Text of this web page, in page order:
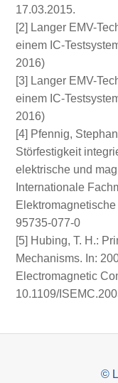
17.03.2015.
[2] Langer EMV-
einem IC-
2016)
[3] Langer EMV-
einem IC-
2016)
[4] Pfennig,
Störfestigkeit
elektrische und
Internationale
95735-077-0
[5] Hubing, T. H.:
Mechanisms. In:
Electromagnetic
10.1109/
©